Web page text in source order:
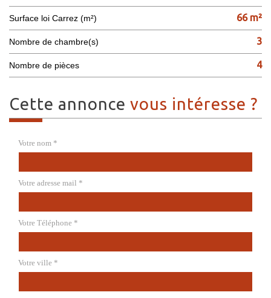
Surface loi Carrez (m²) 66 m²
Nombre de chambre(s) 3
Nombre de pièces 4
cette annonce vous intéresse ?
Votre nom *
Votre adresse mail *
Votre Téléphone *
Votre ville *